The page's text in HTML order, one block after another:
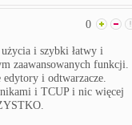
0
i szybki łatwy i
zaawansowanych funkcji.
edytory i odtwarzacze.
i TCUP i nic więcej